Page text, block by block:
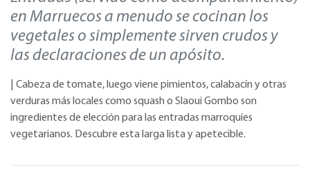
en Marruecos a menudo se cocinan los
vegetales o simplemente sirven crudos y
las declaraciones de un apósito.
| Cabeza de tomate, luego viene pimientos, calabacín y otras
verduras más locales como squash o Slaoui Gombo son
ingredientes de elección para las entradas marroquíes
vegetarianos. Descubre esta larga lista y apetecible.